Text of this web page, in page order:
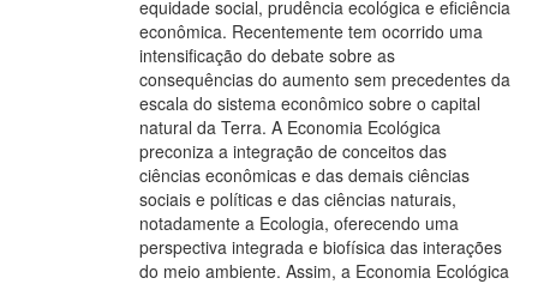
equidade social, prudência ecológica e eficiência
econômica. Recentemente tem ocorrido uma
intensificação do debate sobre as
consequências do aumento sem precedentes da
escala do sistema econômico sobre o capital
natural da Terra. A Economia Ecológica
preconiza a integração de conceitos das
ciências econômicas e das demais ciências
sociais e políticas e das ciências naturais,
notadamente a Ecologia, oferecendo uma
perspectiva integrada e biofísica das interações
do meio ambiente. Assim, a Economia Ecológica